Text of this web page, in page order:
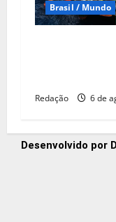
Brasil / Mundo
Redação 6 de
Desenvolvido por